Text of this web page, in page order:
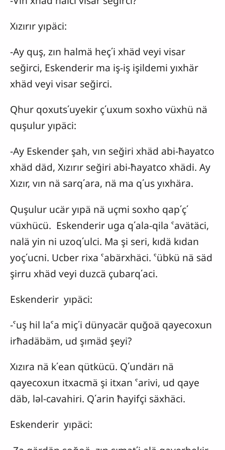
Xızırır yıpäci:
-Ay quş, zın halmä heç΄i xhäd veyi visar
seğirci, Eskenderir ma iş-iş işildemi yıxhär
xhäd veyi visar seğirci.
Qhur qoxuts΄uyekir ç΄uxum soxho vüxhü nä
quşulur yıpäci:
-Ay Eskender şah, vın seğiri xhäd abi-ħayatco
xhäd däd, Xızırır seğiri abi-ħayatco xhädi. Ay
Xızır, vın nä sarq΄ara, nä ma q΄us yıxhära.
Quşulur ucär yıpä nä uçmi soxho qap΄ç΄
vüxhücü. Eskenderir uga q΄ala-qila ˁavätäci,
nalä yin ni uzoq΄ulci. Ma şi seri, kıdä kıdan
yoç΄ucni. Ucber rixa ˁabärxhäci. ˁübkü nä säd
şirru xhäd veyi duzcä çubarq΄aci.
Eskenderir yıpäci:
-ˁuş hil laˁa miç΄i dünyacär quğoä qayecoxun
irħadäbäm, ud şımäd şeyi?
Xızıra nä k΄ean qütkücü. Q΄undärı nä
qayecoxun itxacmä şi itxan ˁarivi, ud qaye
däb, ləl-cavahiri. Q΄arin ħayifçi säxhäci.
Eskenderir yıpäci: